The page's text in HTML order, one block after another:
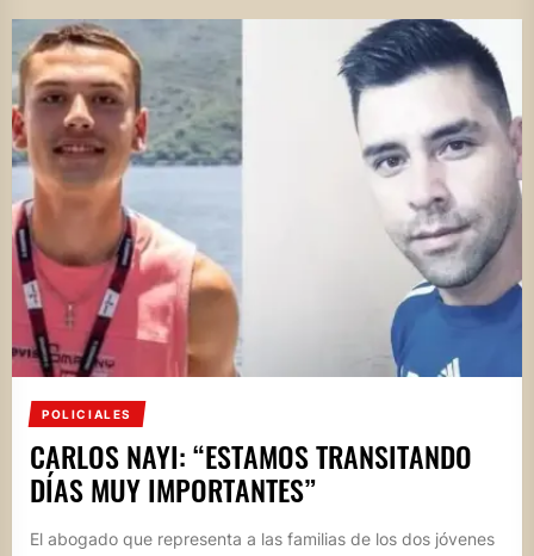
POLICIALES
CARLOS NAYI: “ESTAMOS TRANSITANDO
DÍAS MUY IMPORTANTES”
El abogado que representa a las familias de los dos jóvenes